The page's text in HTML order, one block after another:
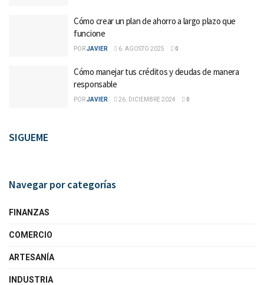
Cómo crear un plan de ahorro a largo plazo que
funcione
PORJAVIER 6. AGOSTO 2025 0
Cómo manejar tus créditos y deudas de manera
responsable
PORJAVIER 26. DICIEMBRE 2024 0
SIGUEME
Navegar por categorías
FINANZAS
COMERCIO
ARTESANÍA
INDUSTRIA